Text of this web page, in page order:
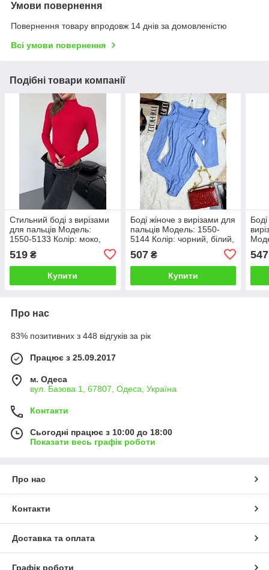
Умови повернення
Повернення товару впродовж 14 днів за домовленістю
Всі умови повернення
Подібні товари компанії
Стильний боді з вирізами
для пальців Модель:
1550-5133 Колір: моко,
джинс, червоний, беж,
графіт
519 ₴
Купити
Боді жіноче з вирізами для
пальців Модель: 1550-
5144 Колір: чорний, білий,
червоний, джинс, сірий
507₴
Купити
547
Про нас
83% позитивних з 448 відгуків за рік
Працює з 25.09.2017
м. Одеса
вул. Базова 1, 67807, Одеса, Україна
Контакти
Сьогодні працює з 10:00 до 18:00
Показати весь графік роботи
Про нас
Контакти
Доставка та оплата
Графік роботи